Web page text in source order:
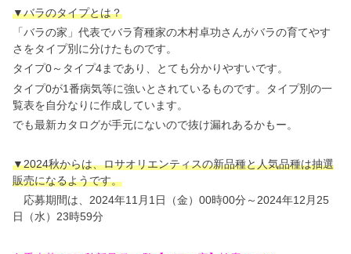
▼バラのタイプとは？
「バラの家」代表でバラ育種家の木村卓功さんがバラの育てやす
さをタイプ別に分けたものです。
タイプ0～タイプ4まであり、とても分かりやすいです。
タイプ0が1番病気等に強いとされているものです。タイプ別の一
覧表を自分なりに作成しています。
でも最新カタログが手元にないので抜け漏れあるかもー。
▼2024秋からは、ロサオリエンティスの新品種と人気品種は抽選
販売になるようです。
応募期間は、2024年11月1日（金）00時00分～2024年12月25
日（水）23時59分